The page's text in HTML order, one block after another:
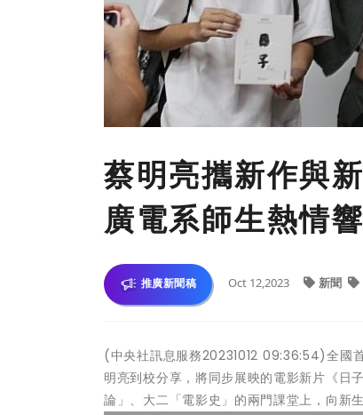
蔡明亮攜新作與
廣電系師生熱情
推廣新聞稿 Oct 12,2023 新聞
(中央社訊息服務20231012 09:36:54)全國
明亮到校分享，將同步展映的電影新片《日
論」、大二「電影史」的兩門課堂上，向新